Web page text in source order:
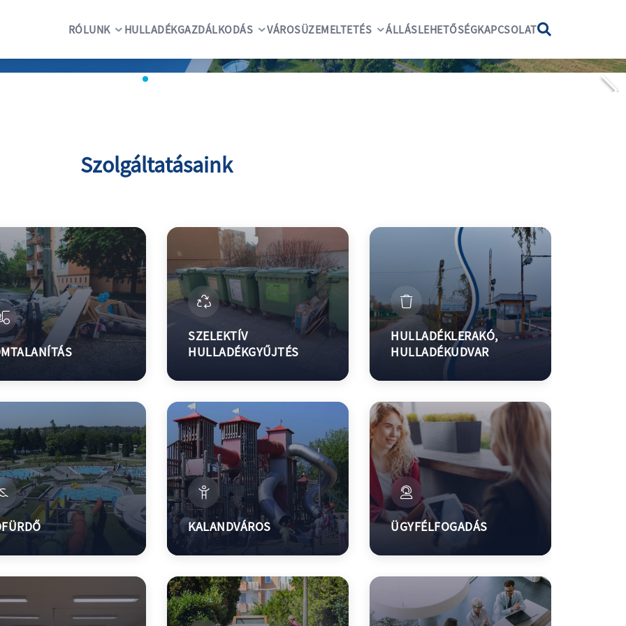
RÓLUNK HULLADÉKGAZDÁLKODÁS VÁROSÜZEMELTETÉS ÁLLÁSLEHETŐSÉGKAPCSOLAT
Szolgáltatásaink
SZELEKTÍV
HULLADÉKGYŰJTÉS
HULLADÉKLERAKÓ,
HULLADÉKUDVAR
KALANDVÁROS ÜGYFÉLFOGADÁS